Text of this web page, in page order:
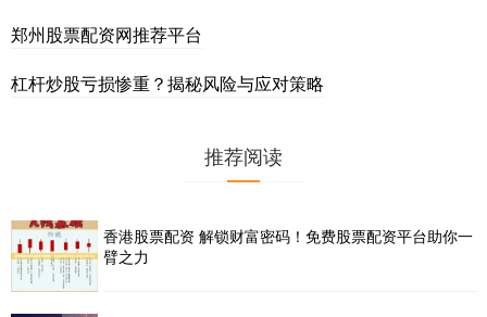
郑州股票配资网推荐平台
杠杆炒股亏损惨重？揭秘风险与应对策略
推荐阅读
香港股票配资 解锁财富密码！免费股票配资平台助你一
臂之力